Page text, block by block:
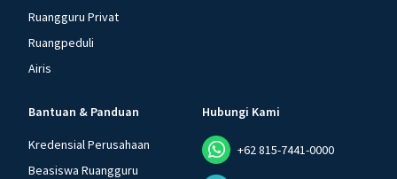
Ruangguru Privat
Ruangpeduli
Airis
Bantuan & Panduan
Kredensial Perusahaan
Beasiswa Ruangguru
Hubungi Kami
+62 815-7441-0000